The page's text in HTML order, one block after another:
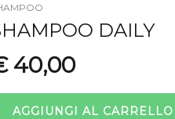
DAILY
40,00
AGGIUNGI AL CARRELLO